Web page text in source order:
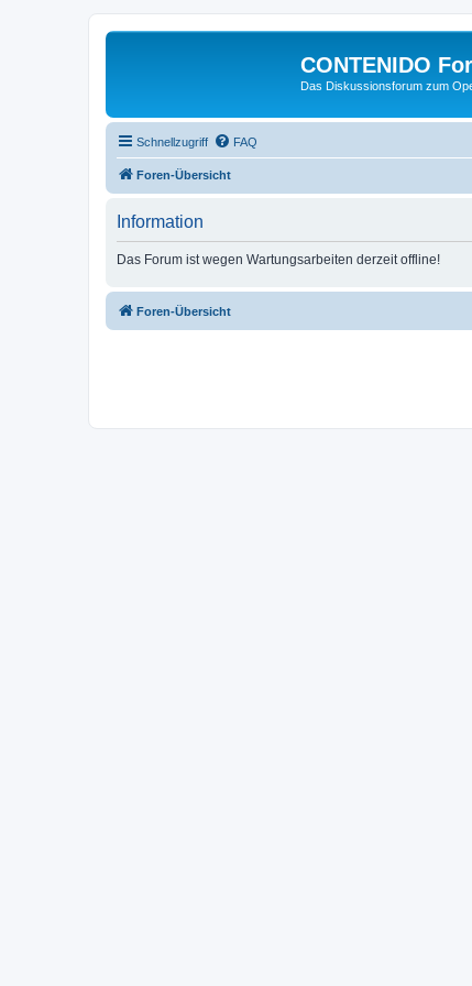
CONTENIDO
Das Diskussionsforum zum
Schnellzugriff FAQ
Foren-Übersicht
Information
Das Forum ist wegen Wartungsarbeiten derzeit offline!
Foren-Übersicht